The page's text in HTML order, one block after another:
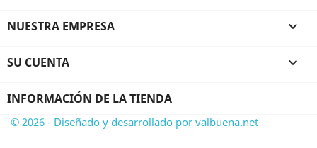
NUESTRA EMPRESA 
SU CUENTA 
INFORMACIÓN DE LA TIENDA
© 2026 - Diseñado y desarrollado por valbuena.net